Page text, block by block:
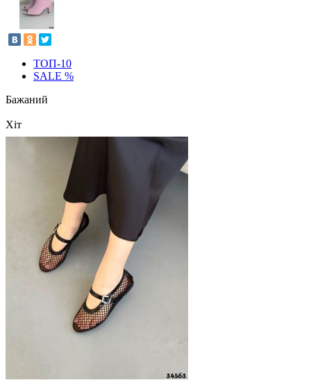
ТОП-10
SALE %
Бажаний
Хіт